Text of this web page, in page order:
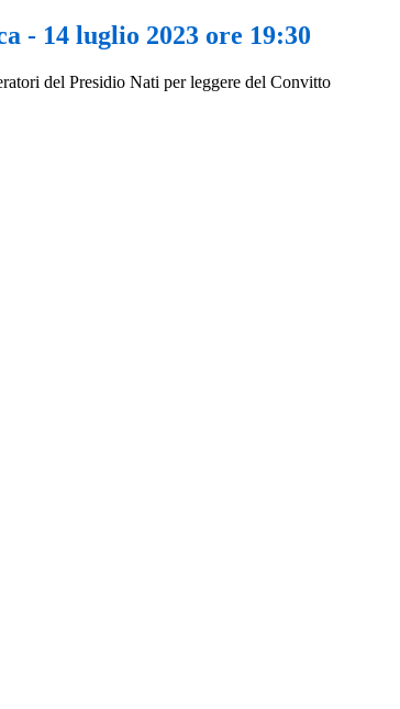
- 14 luglio 2023 ore 19:30
del Presidio Nati per leggere del Convitto